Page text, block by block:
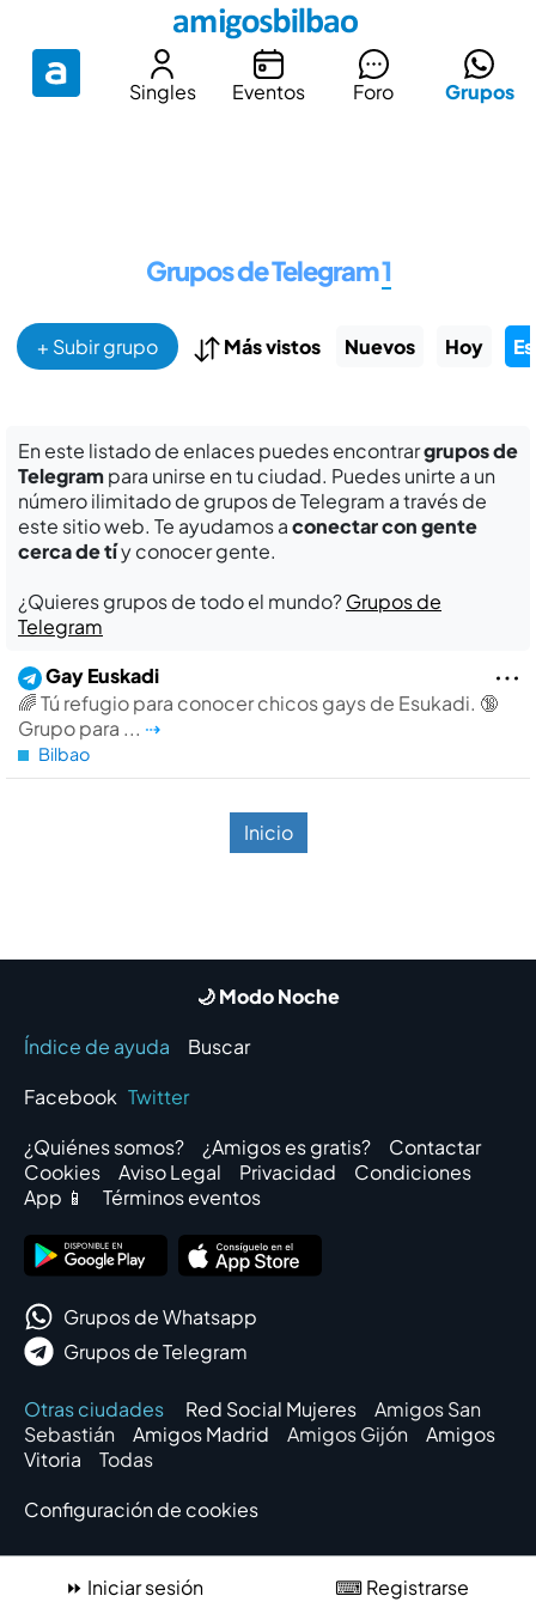
Singles Eventos Foro Grupos
⏩ Iniciar sesión ⌨Registrarse
Grupos de Telegram1
+ Subir grupo Más vistos Nuevos Hoy
En este listado de enlaces puedes encontrargrupos de
Telegrampara unirse en tu ciudad. Puedes unirte a un
número ilimitado de grupos de Telegram a través de
este sitio web. Te ayudamos aconectar con gente
cerca de tíy conocer gente.
¿Quieres grupos de todo el mundo?Grupos de
Telegram
Gay Euskadi
🌈 Tú refugio para conocer chicos gays de Esukadi. 🔞
Grupo para ... ⇢
Bilbao
Inicio
🌙 Modo Noche
Índice de ayuda
Buscar
Facebook Twitter
¿Quiénes somos?
¿Amigos es gratis?
Contactar
Cookies
Aviso Legal Privacidad
Condiciones
App 📱
Términos eventos
Grupos de Whatsapp
Grupos de Telegram
Otras ciudades Red Social Mujeres
Amigos San
Sebastián
Amigos Madrid Amigos Gijón
Amigos
Vitoria
Todas
Configuración de cookies